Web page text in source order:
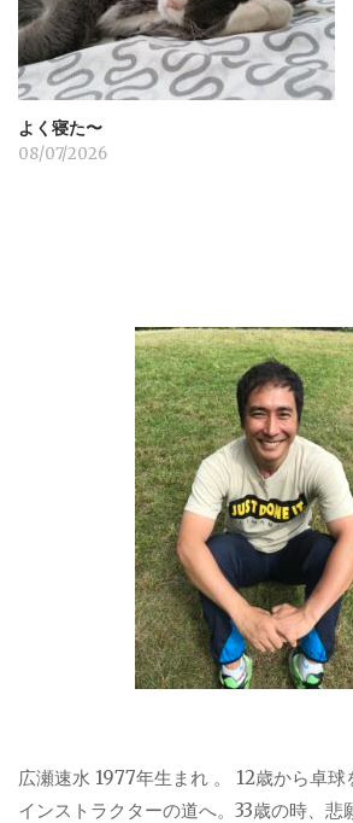
よく寝た〜
08/07/2026
広瀬速水 1977年生まれ 。 12歳から卓球
インストラクターの道へ。33歳の時、悲